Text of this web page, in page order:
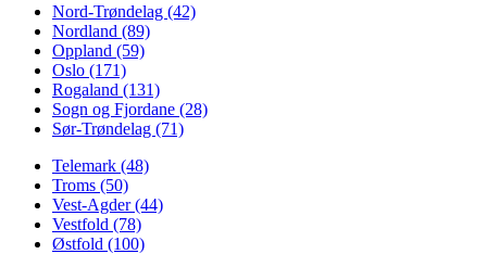
Nord-Trøndelag (42)
Nordland (89)
Oppland (59)
Oslo (171)
Rogaland (131)
Sogn og Fjordane (28)
Sør-Trøndelag (71)
Telemark (48)
Troms (50)
Vest-Agder (44)
Vestfold (78)
Østfold (100)